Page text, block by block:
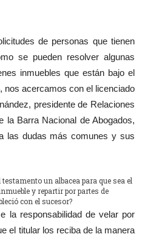
de personas que tienen
se pueden resolver algunas
inmuebles que están bajo el
nos acercamos con el licenciado
presidente de Relaciones
la Barra Nacional de Abogados,
las dudas más comunes y sus
testamento un albacea para que sea el
y repartir por partes de
con el sucesor?
la responsabilidad de velar por
el titular los reciba de la manera